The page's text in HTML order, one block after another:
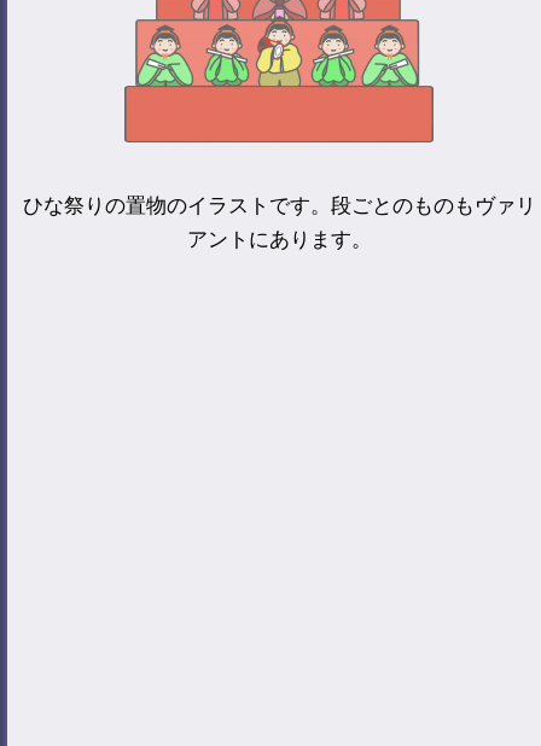
ひな祭りの置物のイラストです。段ごとのものもヴァリ
アントにあります。